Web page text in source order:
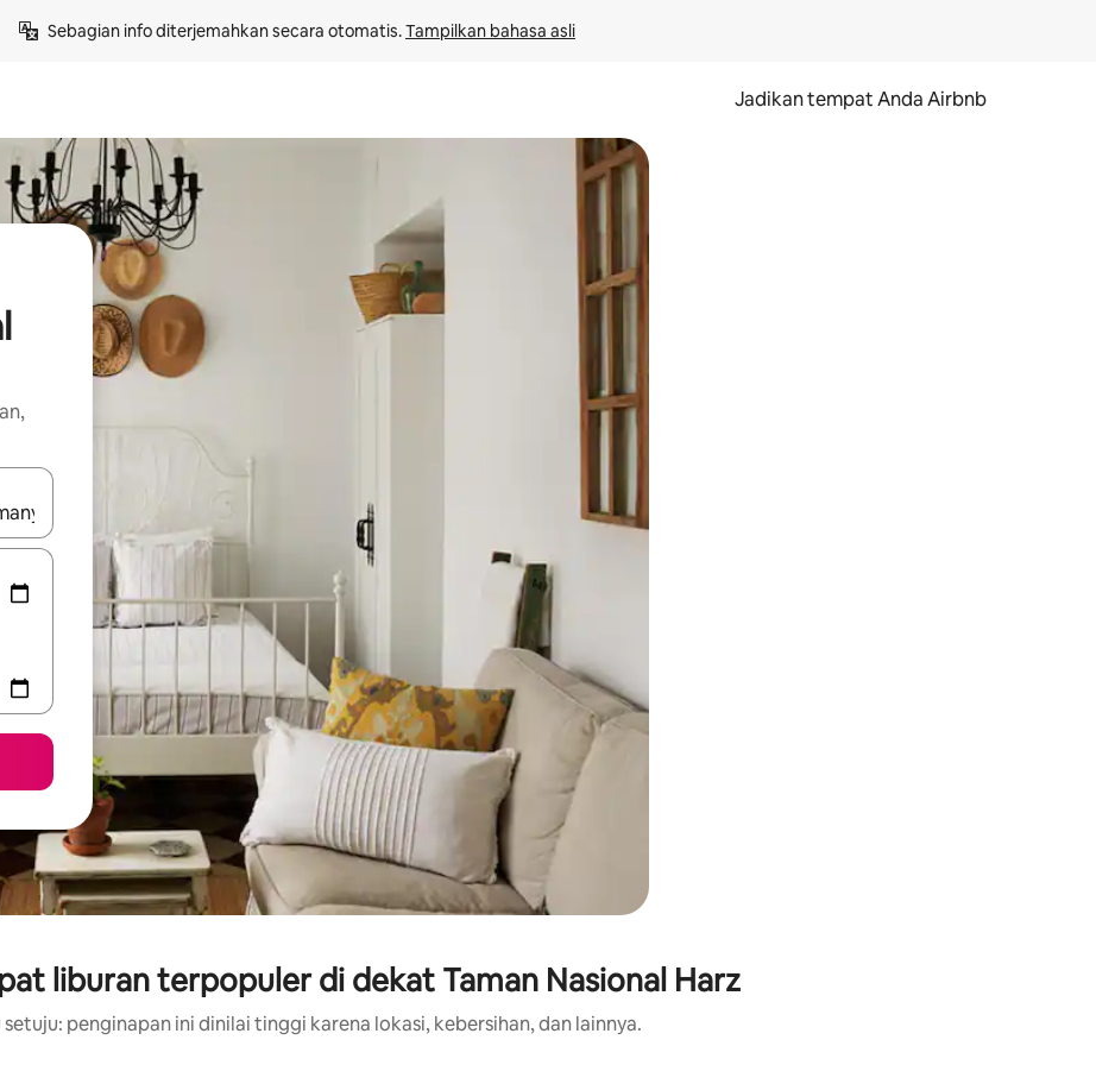
Sebagian info diterjemahkan secara otomatis. Tampilkan bahasa asli
Jadikan tempat Anda Airbnb
panah ke atas dan ke bawah atau jelajahi dengan sentuhan atau gerakan menggeser.
liburan terpopuler di dekat Taman Nasional Harz
setuju: penginapan ini dinilai tinggi karena lokasi, kebersihan, dan lainnya.